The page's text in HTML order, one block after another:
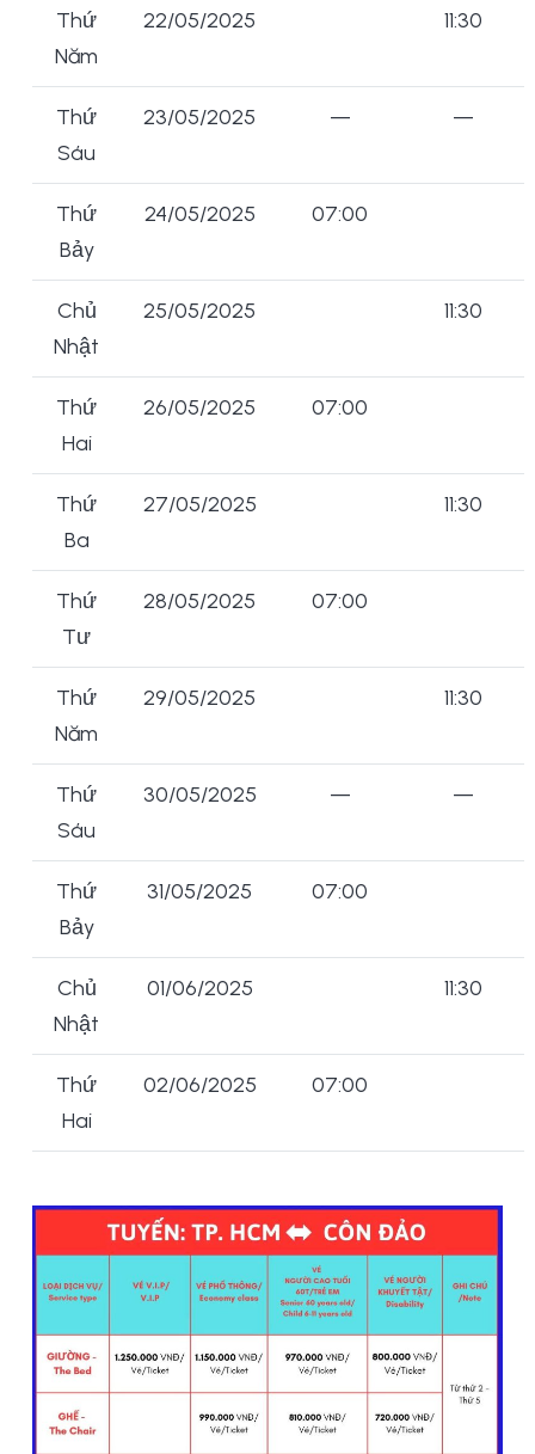
Thứ
Năm
22/05/2025 11:30
Thứ
Sáu
23/05/2025 — —
Thứ
Bảy
24/05/2025 07:00
Chủ
Nhật
25/05/2025 11:30
Thứ
Hai
26/05/2025 07:00
Thứ
Ba
27/05/2025 11:30
Thứ
Tư
28/05/2025 07:00
Thứ
Năm
29/05/2025 11:30
Thứ
Sáu
30/05/2025 — —
Thứ
Bảy
31/05/2025 07:00
Chủ
Nhật
01/06/2025 11:30
Thứ
Hai
02/06/2025 07:00